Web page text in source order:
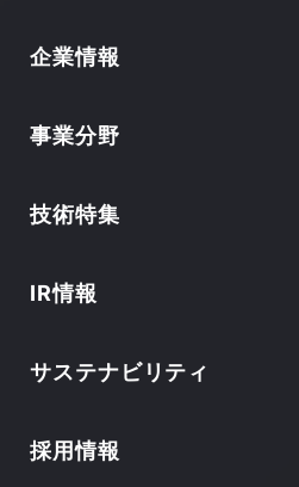
企業情報
事業分野
技術特集
IR情報
サステナビリティ
採用情報